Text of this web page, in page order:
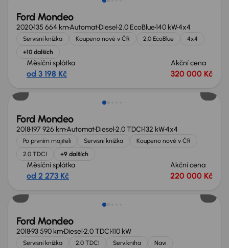
Ford Mondeo
2020135 664 kmAutomatDiesel2.0 EcoBlue140 kW4x4
Servisní knížka Koupeno nové v ČR 2.0 EcoBlue
4x4
+10 dalších
Měsíční splátka
od 3 198 Kč
Akční cena
320 000 Kč
Možnost odpočtu DPH
Ford Mondeo
2018197 926 kmAutomatDiesel2.0 TDCI132 kW4x4
Po prvním majiteli Servisní knížka
Koupeno nové v ČR
2.0 TDCI
+9 dalších
Měsíční splátka
od 2 273 Kč
Akční cena
220 000 Kč
Ford Mondeo
201893 590 kmDiesel2.0 TDCI110 kW
Servisní knížka 2.0 TDCI Serv.kniha
Navi